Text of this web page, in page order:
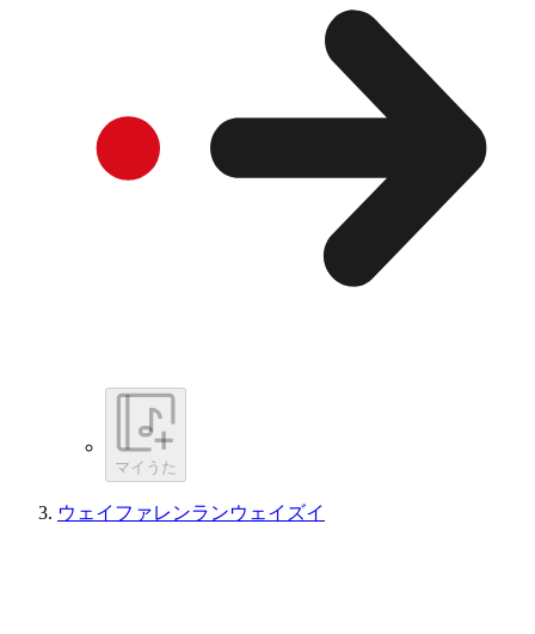
マイうた
ウェイファレンランウェイズイ